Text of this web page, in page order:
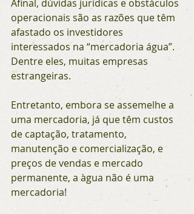
Afinal, dúvidas jurídicas e obstáculos
operacionais são as razões que têm
afastado os investidores
interessados na “mercadoria água”.
Dentre eles, muitas empresas
estrangeiras.
Entretanto, embora se assemelhe a
uma mercadoria, já que têm custos
de captação, tratamento,
manutenção e comercialização, e
preços de vendas e mercado
permanente, a àgua não é uma
mercadoria!